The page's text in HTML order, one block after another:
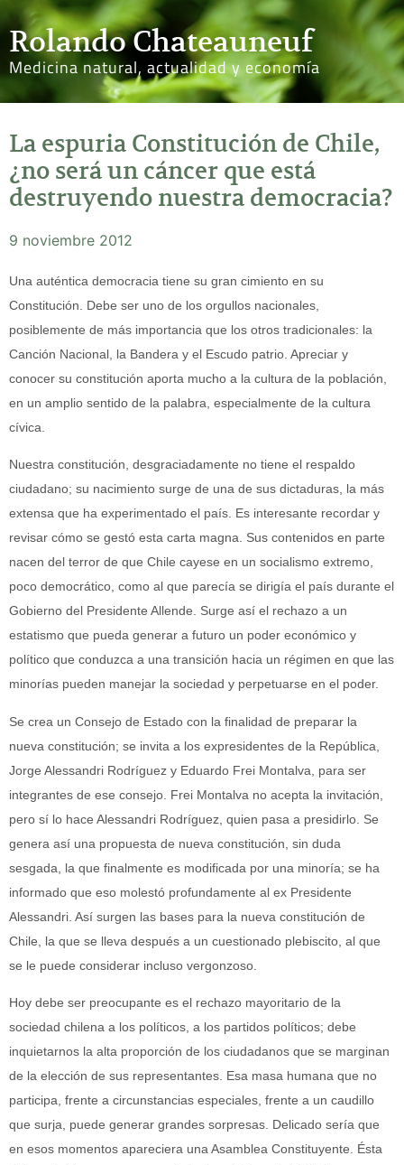
Rolando Chateauneuf
Medicina natural, actualidad y economía
La espuria Constitución de Chile,
¿no será un cáncer que está
destruyendo nuestra democracia?
9 noviembre 2012
Una auténtica democracia tiene su gran cimiento en su
Constitución. Debe ser uno de los orgullos nacionales,
posiblemente de más importancia que los otros tradicionales: la
Canción Nacional, la Bandera y el Escudo patrio. Apreciar y
conocer su constitución aporta mucho a la cultura de la población,
en un amplio sentido de la palabra, especialmente de la cultura
cívica.
Nuestra constitución, desgraciadamente no tiene el respaldo
ciudadano; su nacimiento surge de una de sus dictaduras, la más
extensa que ha experimentado el país. Es interesante recordar y
revisar cómo se gestó esta carta magna. Sus contenidos en parte
nacen del terror de que Chile cayese en un socialismo extremo,
poco democrático, como al que parecía se dirigía el país durante el
Gobierno del Presidente Allende. Surge así el rechazo a un
estatismo que pueda generar a futuro un poder económico y
político que conduzca a una transición hacia un régimen en que las
minorías pueden manejar la sociedad y perpetuarse en el poder.
Se crea un Consejo de Estado con la finalidad de preparar la
nueva constitución; se invita a los expresidentes de la República,
Jorge Alessandri Rodríguez y Eduardo Frei Montalva, para ser
integrantes de ese consejo. Frei Montalva no acepta la invitación,
pero sí lo hace Alessandri Rodríguez, quien pasa a presidirlo. Se
genera así una propuesta de nueva constitución, sin duda
sesgada, la que finalmente es modificada por una minoría; se ha
informado que eso molestó profundamente al ex Presidente
Alessandri. Así surgen las bases para la nueva constitución de
Chile, la que se lleva después a un cuestionado plebiscito, al que
se le puede considerar incluso vergonzoso.
Hoy debe ser preocupante es el rechazo mayoritario de la
sociedad chilena a los políticos, a los partidos políticos; debe
inquietarnos la alta proporción de los ciudadanos que se marginan
de la elección de sus representantes. Esa masa humana que no
participa, frente a circunstancias especiales, frente a un caudillo
que surja, puede generar grandes sorpresas. Delicado sería que
en esos momentos apareciera una Asamblea Constituyente. Ésta